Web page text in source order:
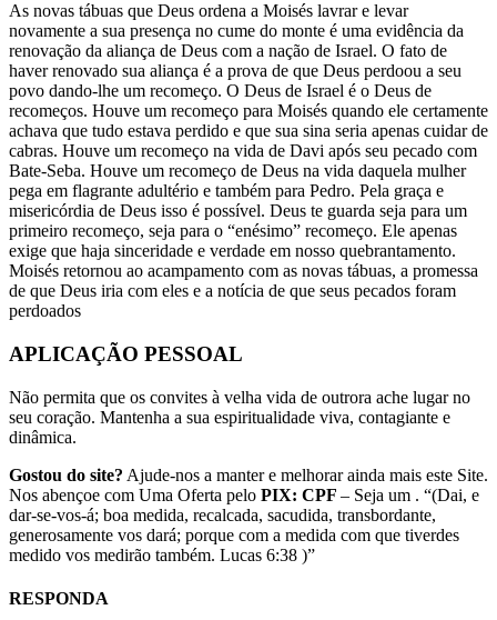
As novas tábuas que Deus or­dena a Moisés lavrar e levar
novamente a sua presença no cume do monte é uma evidência da
renovação da aliança de Deus com a nação de Israel. O fato de
haver renovado sua aliança é a prova de que Deus perdoou a seu
povo dando-lhe um recomeço. O Deus de Israel é o Deus de
recomeços. Houve um recomeço para Moisés quando ele certamente
achava que tudo estava perdido e que sua sina seria apenas cuidar de
cabras. Houve um recomeço na vida de Davi após seu pecado com
Bate­-Seba. Houve um recomeço de Deus na vida daquela mulher
pega em flagrante adultério e também para Pedro. Pela graça e
misericórdia de Deus isso é possível. Deus te guarda seja para um
primeiro recomeço, seja para o “enésimo” recomeço. Ele apenas
exige que haja sinceridade e verdade em nosso quebrantamento.
Moisés retornou ao acampamento com as novas tábuas, a promessa
de que Deus iria com eles e a notícia de que seus pecados foram
perdoados
APLICAÇÃO PESSOAL
Não permita que os convites à velha vida de outrora ache lugar no
seu coração. Mantenha a sua espiritualidade viva, contagiante e
dinâmica.
Gostou do site? Ajude-nos a manter e melhorar ainda mais este Site.
Nos abençoe com Uma Oferta pelo PIX: CPF – Seja um . “(Dai, e
dar-se-vos-á; boa medida, recalcada, sacudida, transbordante,
generosamente vos dará; porque com a medida com que tiverdes
medido vos medirão também. Lucas 6:38 )”
RESPONDA